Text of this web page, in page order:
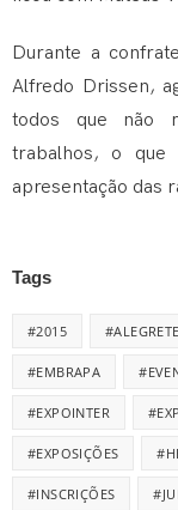
Durante a
Alfredo Drissen,
todos que não
trabalhos, o que
apresentação das
Tags
#2015 #ALEGRETE
#EMBRAPA
#EXPOINTER
#EXPOSIÇÕES
#INSCRIÇÕES